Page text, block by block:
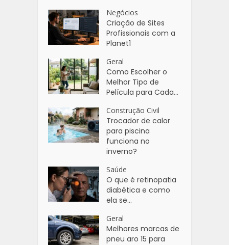
Negócios
Criação de Sites
Profissionais com a
Planet1
Geral
Como Escolher o
Melhor Tipo de
Película para Cada...
Construção Civil
Trocador de calor
para piscina
funciona no
inverno?
Saúde
O que é retinopatia
diabética e como
ela se...
Geral
Melhores marcas de
pneu aro 15 para